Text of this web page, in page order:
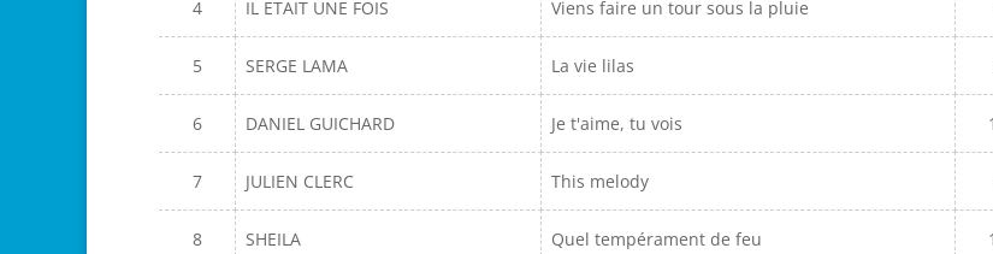
4 IL ETAIT UNE FOIS Viens faire un tour sous la pluie
5 SERGE LAMA La vie lilas
6 DANIEL GUICHARD Je t'aime, tu vois
7 JULIEN CLERC This melody
8 SHEILA Quel tempérament de feu